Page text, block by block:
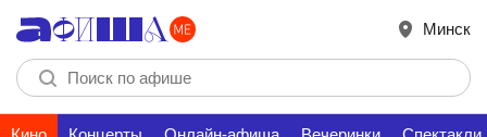
Минск